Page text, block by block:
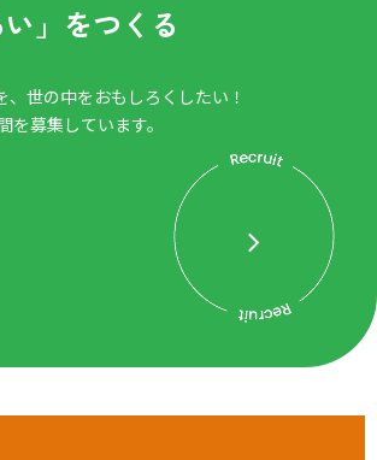
い」をつくる
世の中をおもしろくしたい！
を募集しています。